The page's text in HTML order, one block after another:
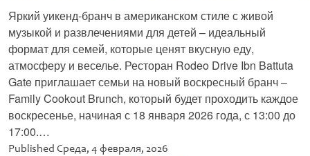
Яркий уикенд-бранч в американском стиле с живой
музыкой и развлечениями для детей – идеальный
формат для семей, которые ценят вкусную еду,
атмосферу и веселье. Ресторан Rodeo Drive Ibn Battuta
Gate приглашает семьи на новый воскресный бранч –
Family Cookout Brunch, который будет проходить каждое
воскресенье, начиная с 18 января 2026 года, с 13:00 до
17:00.…
Untitled
Published Среда, 4 февраля, 2026